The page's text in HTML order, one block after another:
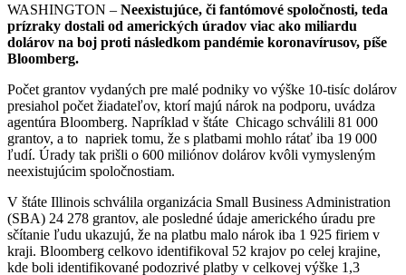
WASHINGTON – Neexistujúce, či fantómové spoločnosti, teda
prízraky dostali od amerických úradov viac ako miliardu
dolárov na boj proti následkom pandémie koronavírusov, píše
Bloomberg.
Počet grantov vydaných pre malé podniky vo výške 10-tisíc dolárov
presiahol počet žiadateľov, ktorí majú nárok na podporu, uvádza
agentúra Bloomberg. Napríklad v štáte Chicago schválili 81 000
grantov, a to napriek tomu, že s platbami mohlo rátať iba 19 000
ľudí. Úrady tak prišli o 600 miliónov dolárov kvôli vymysleným
neexistujúcim spoločnostiam.
V štáte Illinois schválila organizácia Small Business Administration
(SBA) 24 278 grantov, ale posledné údaje amerického úradu pre
sčítanie ľudu ukazujú, že na platbu malo nárok iba 1 925 firiem v
kraji. Bloomberg celkovo identifikoval 52 krajov po celej krajine,
kde boli identifikované podozrivé platby v celkovej výške 1,3